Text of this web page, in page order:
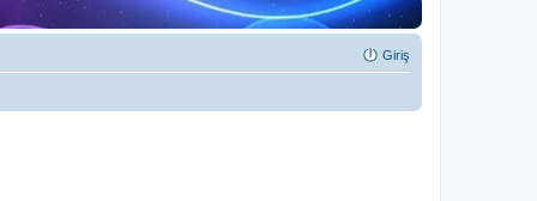
Giriş